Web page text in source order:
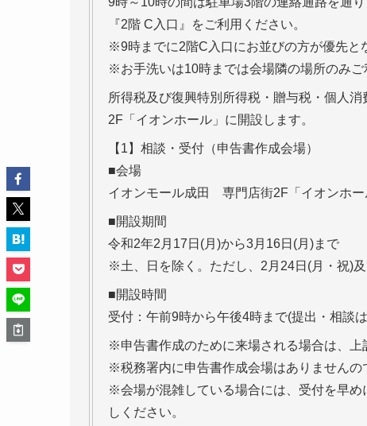
『2階 C入口』をご利用ください。
※9時までに2階C入口にお並びの方が優先と
※お手洗いは10時までは会場隣の場所のみご
所得税及び復興特別所得税・贈与税・個人
2F「イオンホール」に開設します。
【1】相談・受付（申告書作成会場）
■会場
イオンモール成田 専門店街2F「イオンホー
■開設期間
令和2年2月17日(月)から3月16日(月)まで
※土、日を除く。ただし、2月24日(月・祝)及
■開設時間
受付：午前9時から午後4時まで(提出・相談
※申告書作成のために来場される場合は、上
※税務署内に申告書作成会場はありませんの
※会場が混雑している場合には、受付を早め
しください。